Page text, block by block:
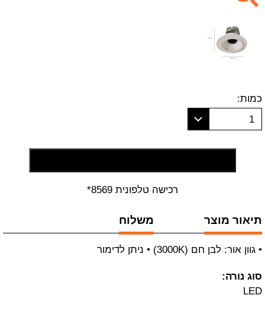
כמות:
1
רכישה טלפונית 8569*
תיאור מוצר משלוח
• גוון אור: לבן חם (3000K) • ניתן לדימור
סוג נורה:
LED